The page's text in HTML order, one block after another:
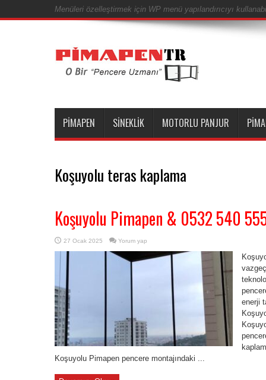
Menüleri özelleştirmek için WP menü yapılandırıcıyı
PIMAPEN SINEKLIK MOTORLU PANJUR
Koşuyolu teras kaplama
Koşuyolu Pimapen & 0532 540
27 Ocak 2025 Yorum yap
enerji
Koşuyolu Pimapen pencere montajındaki ...